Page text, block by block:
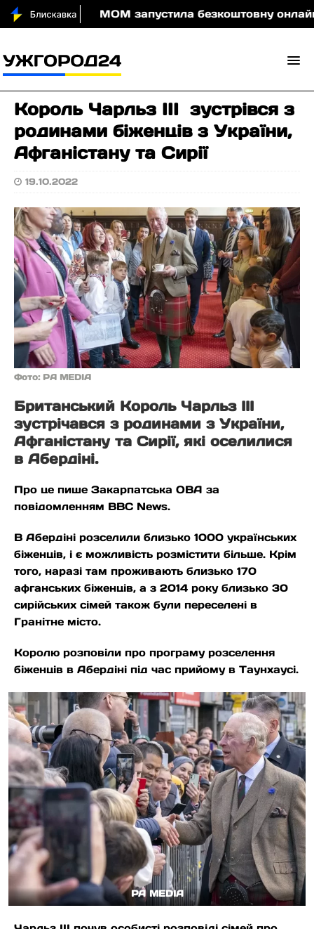
вночі МОМ запустила безкоштовну онлайн-
Король Чарльз ІІІ зустрівся з
родинами біженців з України,
Афганістану та Сирії
19.10.2022
Фото: PA MEDIA
Британський Король Чарльз ІІІ
зустрічався з родинами з України,
Афганістану та Сирії, які оселилися
в Абердіні.
Про це пише Закарпатська ОВА за
повідомленням BBC News.
В Абердіні розселили близько 1000 українських
біженців, і є можливість розмістити більше. Крім
того, наразі там проживають близько 170
афганських біженців, а з 2014 року близько 30
сирійських сімей також були переселені в
Гранітне місто.
Королю розповіли про програму розселення
біженців в Абердіні під час прийому в Таунхаусі.
PA MEDIA